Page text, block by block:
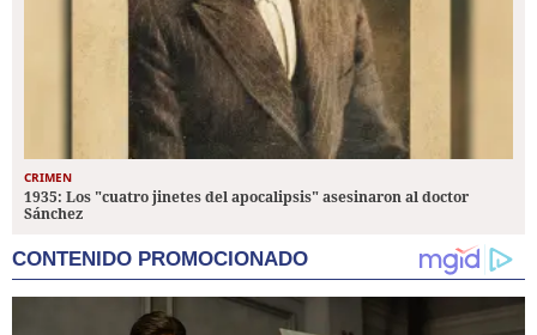
CRIMEN
1935: Los "cuatro jinetes del apocalipsis" asesinaron al doctor
Sánchez
CONTENIDO PROMOCIONADO